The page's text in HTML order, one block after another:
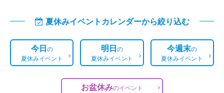
夏休みイベントカレンダーから絞り込む
今日の
夏休みイベント
明日の
夏休みイベント
今週末の
夏休みイベント
お盆休みのイベント